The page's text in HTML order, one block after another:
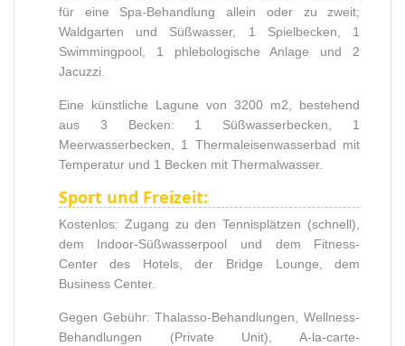
für eine Spa-Behandlung allein oder zu zweit;
Waldgarten und Süßwasser, 1 Spielbecken, 1
Swimmingpool, 1 phlebologische Anlage und 2
Jacuzzi.
Eine künstliche Lagune von 3200 m2, bestehend
aus 3 Becken: 1 Süßwasserbecken, 1
Meerwasserbecken, 1 Thermaleisenwasserbad mit
Temperatur und 1 Becken mit Thermalwasser.
Sport und Freizeit:
Kostenlos: Zugang zu den Tennisplätzen (schnell),
dem Indoor-Süßwasserpool und dem Fitness-
Center des Hotels, der Bridge Lounge, dem
Business Center.
Gegen Gebühr: Thalasso-Behandlungen, Wellness-
Behandlungen (Private Unit), A-la-carte-